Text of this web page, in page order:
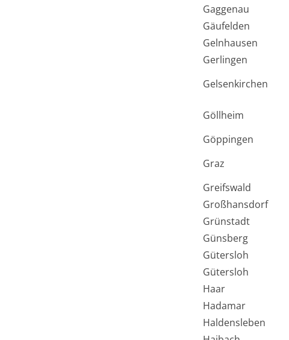
Gaggenau
Gäufelden
Gelnhausen
Gerlingen
Gelsenkirchen
Göllheim
Göppingen
Graz
Greifswald
Großhansdorf
Grünstadt
Günsberg
Gütersloh
Gütersloh
Haar
Hadamar
Haldensleben